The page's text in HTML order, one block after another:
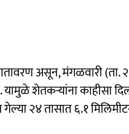
असून, मंगळवारी (ता.
शेतकऱ्यांना काहीसा
२४ तासात ६.१